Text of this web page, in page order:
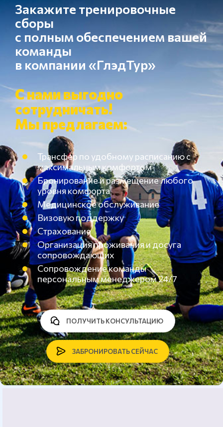
Закажите тренировочные
сборы
с полным обеспечением вашей
команды
в компании «ГлэдТур»
С нами выгодно
сотрудничать!
Мы предлагаем:
Трансфер по удобному расписанию с
максимальным комфортом
Бронирование и размещение любого
уровня комфорта
Медицинское обслуживание
Визовую поддержку
Страхование
Организация проживания и досуга
сопровождающих
Сопровождение команды
персональным менеджером 24/7
ЗАБРОНИРОВАТЬ СЕЙЧАС
ПОЛУЧИТЬ КОНСУЛЬТАЦИЮ